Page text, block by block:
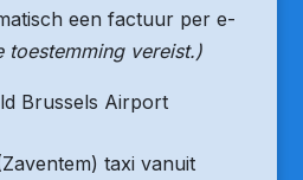
een factuur per e-
toestemming vereist.)
Brussels Airport
taxi vanuit